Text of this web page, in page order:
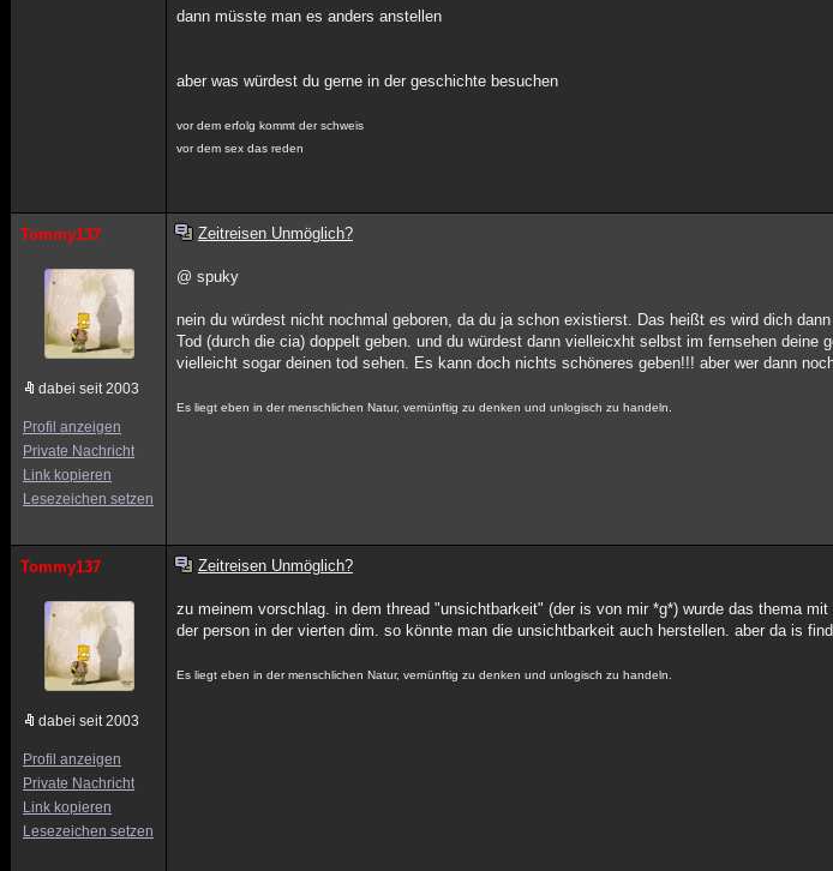
dann müsste man es anders anstellen
aber was würdest du gerne in der geschichte besuchen
vor dem erfolg kommt der schweis
vor dem sex das reden
Tommy137
dabei seit 2003
Profil anzeigen
Private Nachricht
Link kopieren
Lesezeichen setzen
Zeitreisen Unmöglich?
@ spuky
nein du würdest nicht nochmal geboren, da du ja schon existierst. Das heißt es wird dich
Tod (durch die cia) doppelt geben. und du würdest dann vielleicxht selbst im fernsehen deine
vielleicht sogar deinen tod sehen. Es kann doch nichts schöneres geben!!! aber wer dann
Es liegt eben in der menschlichen Natur, vernünftig zu denken und unlogisch zu handeln.
Tommy137
dabei seit 2003
Profil anzeigen
Private Nachricht
Link kopieren
Lesezeichen setzen
Zeitreisen Unmöglich?
zu meinem vorschlag. in dem thread "unsichtbarkeit" (der is von mir *g*) wurde das thema
der person in der vierten dim. so könnte man die unsichtbarkeit auch herstellen. aber da is
Es liegt eben in der menschlichen Natur, vernünftig zu denken und unlogisch zu handeln.